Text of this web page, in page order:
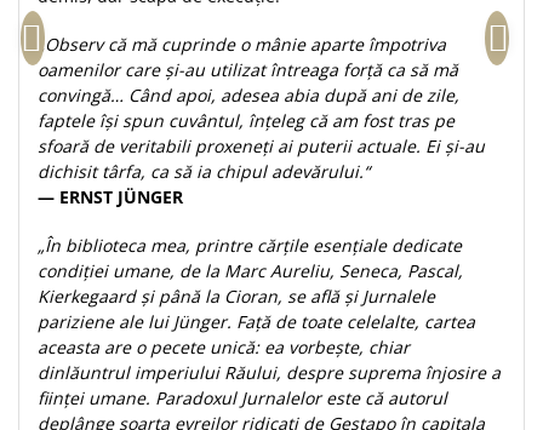
Teologie
A doua venire
Apologetica
Dogmatica
Istoria Bisericii
Misiune
Contemporaneitate
Devotional
Diverse
Lupta Spirituala
Schimbarea caracterului
Slujire
„Observ că mă cuprinde o mânie aparte împotriva
oamenilor care și-au utilizat întreaga forţă ca să mă
convingă… Când apoi, adesea abia după ani de zile,
faptele îşi spun cuvântul, înţeleg că am fost tras pe
sfoară de veritabili proxeneţi ai puterii actuale. Ei și-au
dichisit târfa, ca să ia chipul adevărului.“
— ERNST JÜNGER
„În biblioteca mea, printre cărţile esenţiale dedicate
condiţiei umane, de la Marc Aureliu, Seneca, Pascal,
Kierkegaard şi până la Cioran, se află şi Jurnalele
pariziene ale lui Jünger. Faţă de toate celelalte, cartea
aceasta are o pecete unică: ea vorbeşte, chiar
dinlăuntrul imperiului Răului, despre suprema înjosire a
fiinţei umane. Paradoxul Jurnalelor este că autorul
deplânge soarta evreilor ridicaţi de Gestapo în capitala